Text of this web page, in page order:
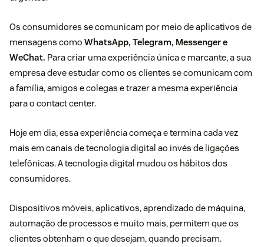
Os consumidores se comunicam por meio de aplicativos de
mensagens como WhatsApp, Telegram, Messenger e
WeChat. Para criar uma experiência única e marcante, a sua
empresa deve estudarcomo os clientes se comunicam com
a família, amigos e colegas e trazer a mesma experiência
para o contact center.
Hoje em dia, essa experiência começa e termina cada vez
mais em canais de tecnologia digital ao invés de ligações
telefônicas. A tecnologia digital mudou os hábitos dos
consumidores.
Dispositivos móveis, aplicativos,aprendizado de máquina,
automação de processos e muito mais, permitem que os
clientes obtenham o que desejam, quando precisam.